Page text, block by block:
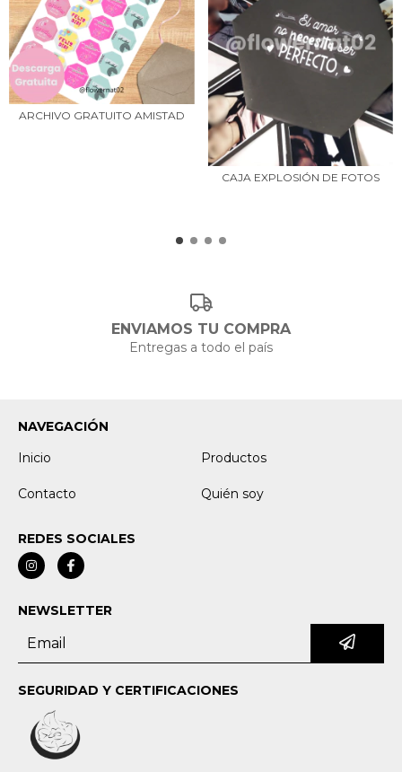
ARCHIVO GRATUITO AMISTAD
CAJA EXPLOSIÓN DE FOTOS
ENVIAMOS TU COMPRA
Entregas a todo el país
NAVEGACIÓN
Inicio
Productos
Contacto Quién soy
REDES SOCIALES
NEWSLETTER
SEGURIDAD Y CERTIFICACIONES